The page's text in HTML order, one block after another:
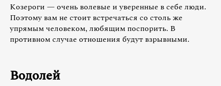
Козероги — очень волевые и уверенные в себе люди.
Поэтому вам не стоит встречаться со столь же
упрямым человеком, любящим поспорить. В
противном случае отношения будут взрывными.
Водолей